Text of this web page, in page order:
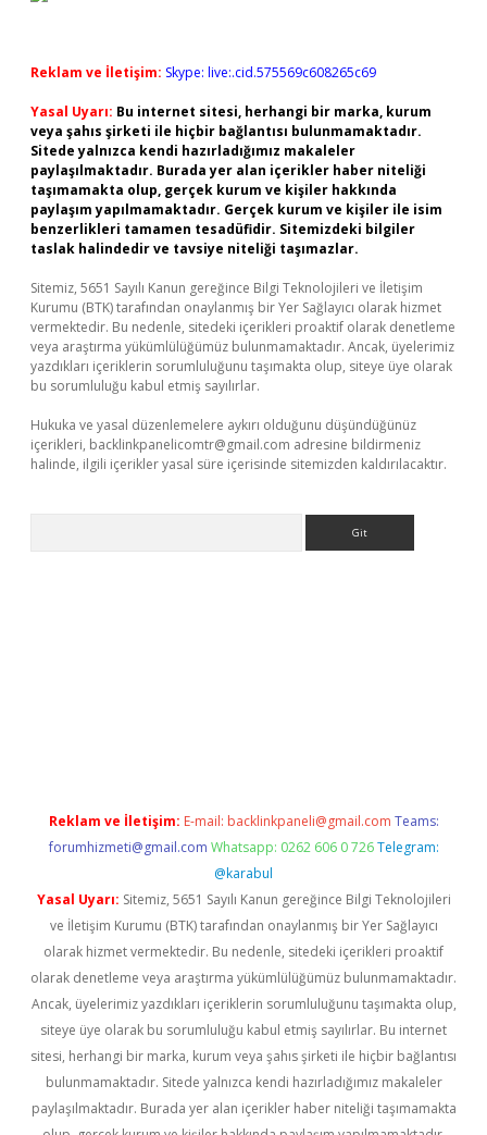
Reklam ve İletişim: Skype: live:.cid.575569c608265c69
Yasal Uyarı: Bu internet sitesi, herhangi bir marka, kurum
veya şahıs şirketi ile hiçbir bağlantısı bulunmamaktadır.
Sitede yalnızca kendi hazırladığımız makaleler
paylaşılmaktadır. Burada yer alan içerikler haber niteliği
taşımamakta olup, gerçek kurum ve kişiler hakkında
paylaşım yapılmamaktadır. Gerçek kurum ve kişiler ile isim
benzerlikleri tamamen tesadüfidir. Sitemizdeki bilgiler
taslak halindedir ve tavsiye niteliği taşımazlar.
Sitemiz, 5651 Sayılı Kanun gereğince Bilgi Teknolojileri ve İletişim
Kurumu (BTK) tarafından onaylanmış bir Yer Sağlayıcı olarak hizmet
vermektedir. Bu nedenle, sitedeki içerikleri proaktif olarak denetleme
veya araştırma yükümlülüğümüz bulunmamaktadır. Ancak, üyelerimiz
yazdıkları içeriklerin sorumluluğunu taşımakta olup, siteye üye olarak
bu sorumluluğu kabul etmiş sayılırlar.
Hukuka ve yasal düzenlemelere aykırı olduğunu düşündüğünüz
içerikleri, backlinkpanelicomtr@gmail.com adresine bildirmeniz
halinde, ilgili içerikler yasal süre içerisinde sitemizden kaldırılacaktır.
Reklam ve İletişim: E-mail: backlinkpaneli@gmail.com Teams:
forumhizmeti@gmail.com Whatsapp: 0262 606 0 726 Telegram:
@karabul
Yasal Uyarı: Sitemiz, 5651 Sayılı Kanun gereğince Bilgi Teknolojileri
ve İletişim Kurumu (BTK) tarafından onaylanmış bir Yer Sağlayıcı
olarak hizmet vermektedir. Bu nedenle, sitedeki içerikleri proaktif
olarak denetleme veya araştırma yükümlülüğümüz bulunmamaktadır.
Ancak, üyelerimiz yazdıkları içeriklerin sorumluluğunu taşımakta olup,
siteye üye olarak bu sorumluluğu kabul etmiş sayılırlar. Bu internet
sitesi, herhangi bir marka, kurum veya şahıs şirketi ile hiçbir bağlantısı
bulunmamaktadır. Sitede yalnızca kendi hazırladığımız makaleler
paylaşılmaktadır. Burada yer alan içerikler haber niteliği taşımamakta